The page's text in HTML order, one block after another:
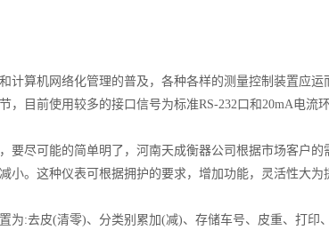
算机网络化管理的普及，各种各样的测量控制装置应运
，目前使用较多的接口信号为标准RS-232口和20mA电流环
尽可能的简单明了，河南天成衡器公司根据市场客户的
小。这种仪表可根据拥护的要求，增加功能，灵活性大为
:去皮(清零)、分类别累加(减)、存储车号、皮重、打印